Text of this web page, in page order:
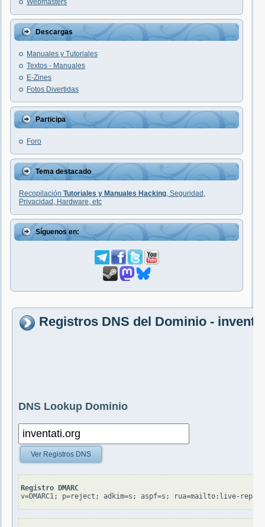
Webmasters
Descargas
Manuales y Tutoriales
Textos - Manuales
E-Zines
Fotos Divertidas
Participa
Foro
Tema destacado
Recopilación Tutoriales y Manuales Hacking, Seguridad,
Privacidad, Hardware, etc
Síguenos en:
Registros DNS del Dominio -
DNS Lookup Dominio
Ver Registros DNS
Registro DMARC
v=DMARC1; p=reject; adkim=s; aspf=s; rua=mailto:live-